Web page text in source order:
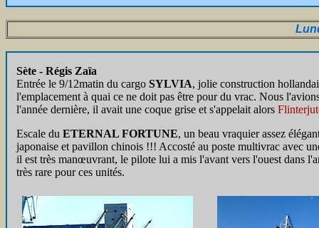
Sète - Régis Zaïa
Entrée le 9/12matin du cargo SYLVIA, jolie construction
l'emplacement à quai ce ne doit pas être pour du vrac. Nous
l'année dernière, il avait une coque grise et s'appelait alors
Escale du ETERNAL FORTUNE, un beau vraquier assez
japonaise et pavillon chinois !!! Accosté au poste multivrac avec
il est très manœuvrant, le pilote lui a mis l'avant vers l'ouest dans
très rare pour ces unités.